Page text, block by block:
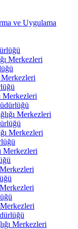
ve Uygulama
Merkezleri
Merkezleri
Merkezleri
Merkezleri
Merkezleri
Merkezleri